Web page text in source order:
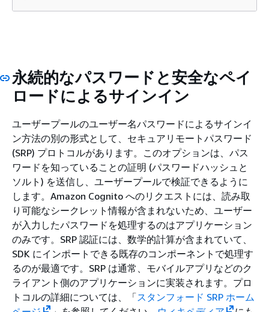
永続的なパスワードと安全なペイ
ロードによるサインイン
ユーザープールのユーザー名パスワードによるサインイ
ン方法の別の形式として、セキュアリモートパスワード
(SRP) プロトコルがあります。このオプションは、パス
ワードを知っていることの証明 (パスワードハッシュと
ソルト) を送信し、ユーザープールで検証できるように
します。Amazon Cognito へのリクエストには、読み取
り可能なシークレット情報が含まれないため、ユーザー
が入力したパスワードを処理するのはアプリケーション
のみです。SRP 認証には、数学的計算が含まれていて、
SDK にインポートできる既存のコンポーネントで処理す
るのが最適です。SRP は通常、モバイルアプリなどのク
ライアント側のアプリケーションに実装されます。プロ
トコルの詳細については、「スタンフォード SRP ホーム